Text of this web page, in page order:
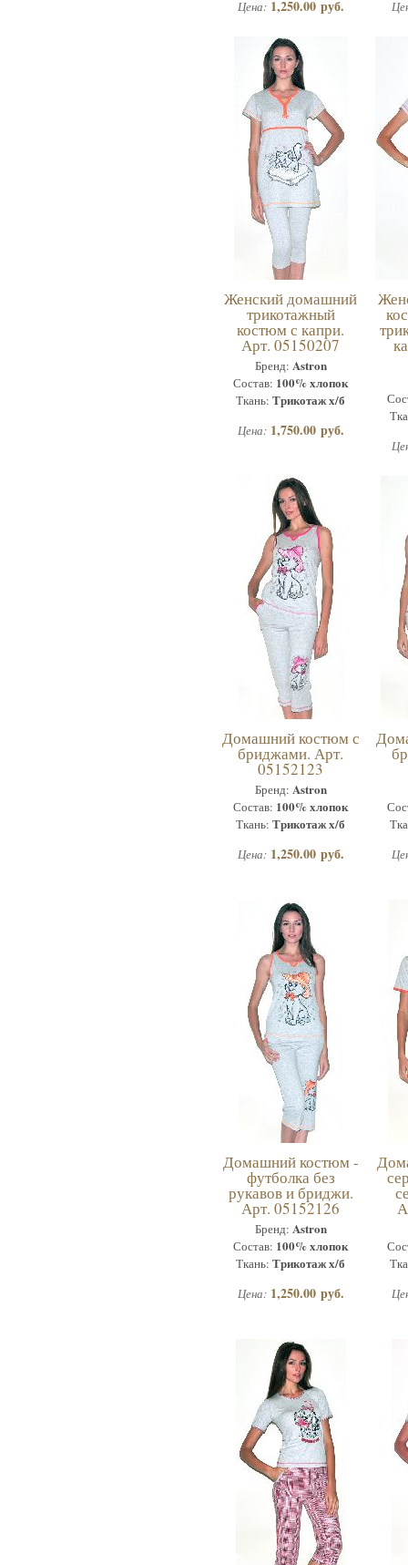
Цена: 1,250.00 руб.
Женский домашний
трикотажный
костюм с капри.
Арт. 05150207
Бренд: Astron
Состав: 100% хлопок
Ткань: Трикотаж х/б
Цена: 1,750.00 руб.
Домашний костюм с
бриджами. Арт.
05152123
Бренд: Astron
Состав: 100% хлопок
Ткань: Трикотаж х/б
Цена: 1,250.00 руб.
Домашний костюм -
футболка без
рукавов и бриджи.
Арт. 05152126
Бренд: Astron
Состав: 100% хлопок
Ткань: Трикотаж х/б
Цена: 1,250.00 руб.